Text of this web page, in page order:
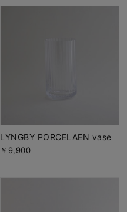
LYNGBY PORCELAEN vase
￥9,900